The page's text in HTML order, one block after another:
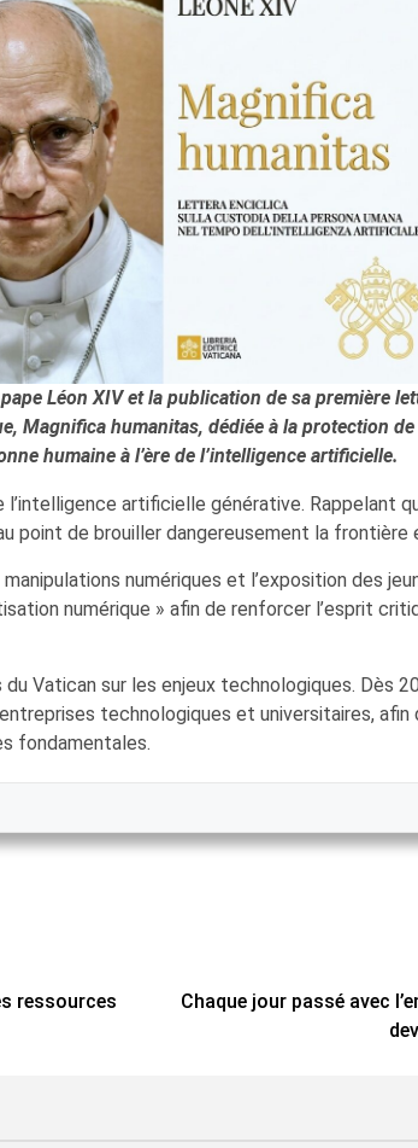
Léon XIV et la publication de sa première
Magnifica humanitas, dédiée à la protection de
humaine à l’ère de l’intelligence artificielle.
artificielle générative. Rappelant
point de brouiller dangereusement la
numériques et l’exposition des
numérique » afin de renforcer l’esprit
Vatican sur les enjeux technologiques. Dès
technologiques et universitaires,
fondamentales.
ressources
Chaque jour passé avec